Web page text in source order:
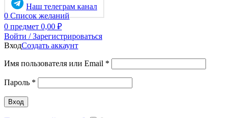
Наш телеграм канал
0 Список желаний
0 предмет 0,00 ₽
Войти / Зарегистрироваться
ВходСоздать аккаунт
Имя пользователя или Email *
Пароль *
Вход